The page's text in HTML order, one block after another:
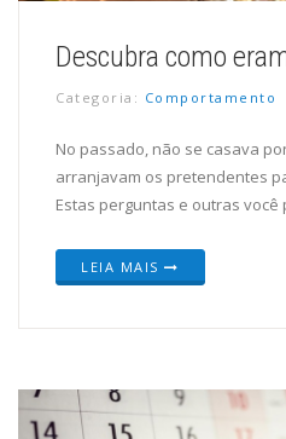
Descubra como
Categoria: Comportamento
No passado, não se casava
arranjavam os pretendentes
Estas perguntas e outras
LEIA MAIS